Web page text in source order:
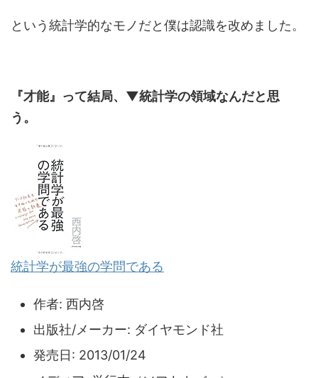
という統計学的なモノだと僕は認識を改めました。
『才能』って結局、▼統計学の領域なんだと思
う。
統計学が最強の学問である
作者: 西内啓
出版社/メーカー: ダイヤモンド社
発売日: 2013/01/24